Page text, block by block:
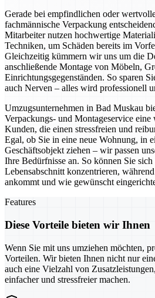
Gerade bei empfindlichen oder
fachmännische Verpackung
Mitarbeiter nutzen hochwertige
Techniken, um Schäden bereits im
Gleichzeitig kümmern wir uns um die
anschließende Montage von Möbeln,
Einrichtungsgegenständen. So sparen
auch Nerven – alles wird professionell
Umzugsunternehmen in Bad Muskau
Verpackungs- und Montageservice
Kunden, die einen stressfreien und
Egal, ob Sie in eine neue Wohnung, in
Geschäftsobjekt ziehen – wir passen
Ihre Bedürfnisse an. So können Sie sich
Lebensabschnitt konzentrieren,
ankommt und wie gewünscht
Features
Diese Vorteile bieten wir Ihnen
Wenn Sie mit uns umziehen möchten,
Vorteilen. Wir bieten Ihnen nicht nur
auch eine Vielzahl von
einfacher und stressfreier machen.